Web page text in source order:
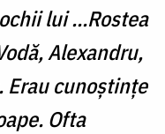
lui ...Rostea
Alexandru,
Erau cunoștințe
Ofta